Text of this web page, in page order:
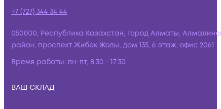
+7 (727) 344 34 44
050000, Республика Казахстан, город Алматы,
район, проспект Жибек Жолы, дом 135, 6 этаж, офис 2061
Время работы: пн-пт, 8:30 - 17:30
ВАШ СКЛАД